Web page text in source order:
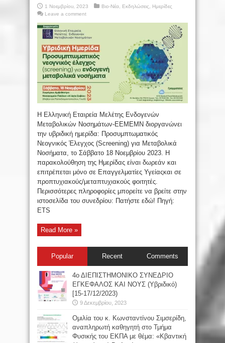
1 Νοεμβρίου, 2023 Βιο-Νέα Εκδηλώσεις
Ημερίδες
Leave a comment
Η Ελληνική Εταιρεία Μελέτης Ενδογενών
Μεταβολικών Νοσημάτων-ΕΕΜΕΜΝ διοργανώνει
την υβριδική ημερίδα: Προσυμπτωματικός
Νεογνικός Έλεγχος (Screening) για Μεταβολικά
Νοσήματα, το Σάββατο 18 Νοεμβρίου 2023. Η
παρακολούθηση της Ημερίδας είναι δωρεάν και
επιτρέπεται μόνο σε Επαγγελματίες Υγείαςκαι σε
προπτυχιακούς/μεταπτυχιακούς φοιτητές.
Περισσότερες πληροφορίες μπορείτε να βρείτε στην
ιστοσελίδα του συνεδρίου: Πατήστε εδώ! Πηγή:
ETS
Read More »
Popular Recent Comments
4ο ΔΙΕΠΙΣΤΗΜΟΝΙΚΟ ΣΥΝΕΔΡΙΟ
ΕΓΚΕΦΑΛΟΣ ΚΑΙ ΝΟΥΣ (Υβριδικό)
[15-17/12/2023)
9 Δεκεμβρίου, 2023
Oμιλία του κ. Κωνσταντίνου Σιμσερίδη,
αναπληρωτή καθηγητή στο Τμήμα
Φυσικής του ΕΚΠΑ με θέμα: «Κβαντική